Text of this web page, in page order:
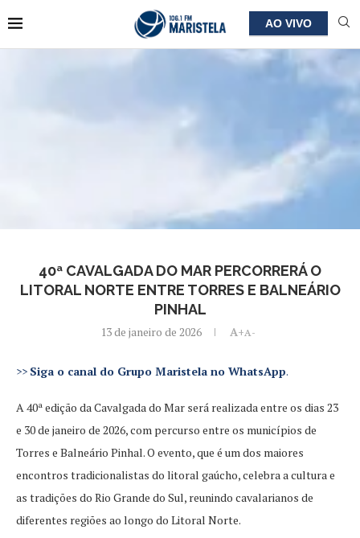
AO VIVO
40ª CAVALGADA DO MAR PERCORRERÁ O
LITORAL NORTE ENTRE TORRES E BALNEÁRIO
PINHAL
13 de janeiro de 2026 A+A-
>> Siga o canal do Grupo Maristela no WhatsApp.
A 40ª edição da Cavalgada do Mar será realizada entre os dias 23
e 30 de janeiro de 2026, com percurso entre os municípios de
Torres e Balneário Pinhal. O evento, que é um dos maiores
encontros tradicionalistas do litoral gaúcho, celebra a cultura e
as tradições do Rio Grande do Sul, reunindo cavalarianos de
diferentes regiões ao longo do Litoral Norte.